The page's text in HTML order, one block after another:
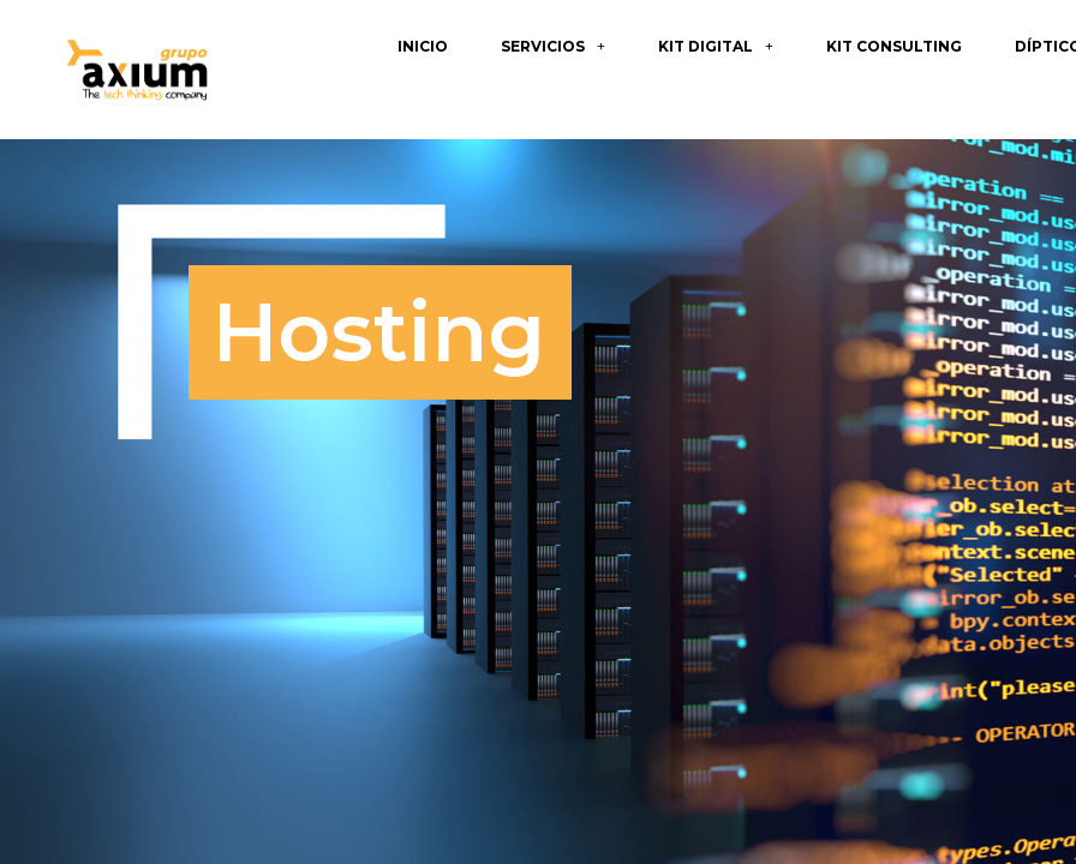
INICIO SERVICIOS KIT DIGITAL KIT CONSULTING
Hosting